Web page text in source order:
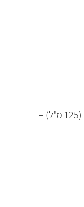
קופסא שמנת סויה לא ממותקת (125 מ"ל) –